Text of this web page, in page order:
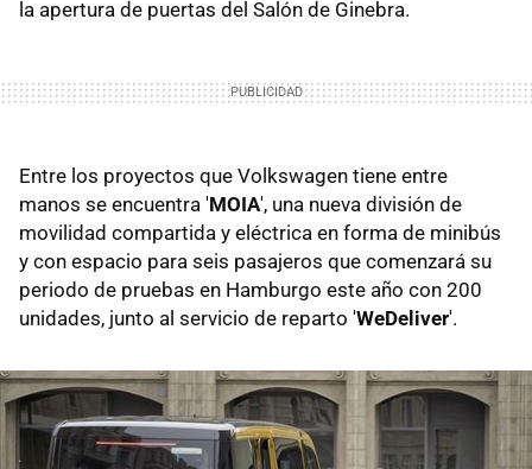
la apertura de puertas del Salón de Ginebra.
Entre los proyectos que Volkswagen tiene entre
manos se encuentra 'MOIA', una nueva división de
movilidad compartida y eléctrica en forma de minibús
y con espacio para seis pasajeros que comenzará su
periodo de pruebas en Hamburgo este año con 200
unidades, junto al servicio de reparto 'WeDeliver'.